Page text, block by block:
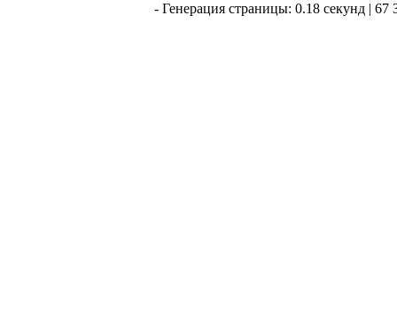
- Генерация страницы: 0.18 секунд |